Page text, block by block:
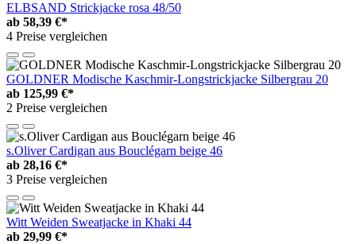
ELBSAND Strickjacke rosa 48/50
ab 58,39 €*
4 Preise vergleichen
GOLDNER Modische Kaschmir-Longstrickjacke Silbergrau 20
ab 125,99 €*
2 Preise vergleichen
s.Oliver Cardigan aus Bouclégarn beige 46
ab 28,16 €*
3 Preise vergleichen
Witt Weiden Sweatjacke in Khaki 44
ab 29,99 €*